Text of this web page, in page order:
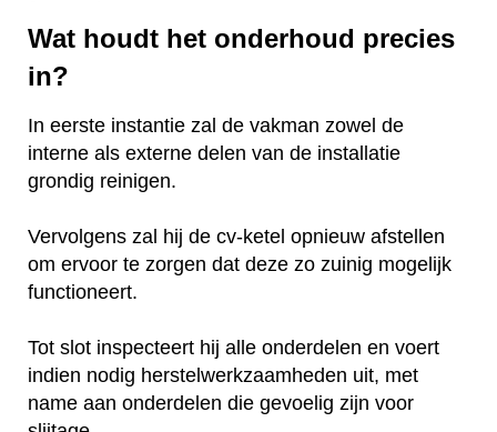
Wat houdt het onderhoud precies
in?
In eerste instantie zal de vakman zowel de
interne als externe delen van de installatie
grondig reinigen.
Vervolgens zal hij de cv-ketel opnieuw afstellen
om ervoor te zorgen dat deze zo zuinig mogelijk
functioneert.
Tot slot inspecteert hij alle onderdelen en voert
indien nodig herstelwerkzaamheden uit, met
name aan onderdelen die gevoelig zijn voor